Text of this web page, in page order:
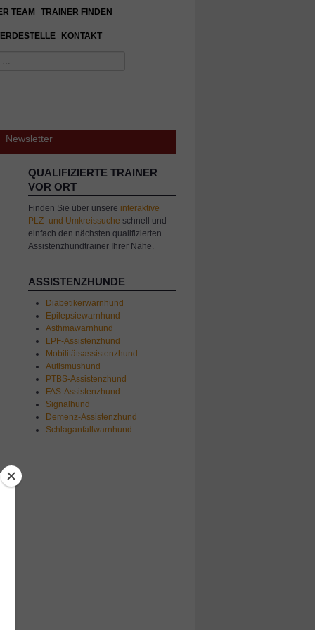
TEAM TRAINER FINDEN
KONTAKT
Newsletter
QUALIFIZIERTE TRAINER
VOR ORT
Finden Sie über unsere interaktive
PLZ- und Umkreissuche schnell und
einfach den nächsten qualifizierten
Assistenzhundtrainer Ihrer Nähe.
ASSISTENZHUNDE
Diabetikerwarnhund
Epilepsiewarnhund
Asthmawarnhund
LPF-Assistenzhund
Mobilitätsassistenzhund
Autismushund
PTBS-Assistenzhund
FAS-Assistenzhund
Signalhund
Demenz-Assistenzhund
Schlaganfallwarnhund